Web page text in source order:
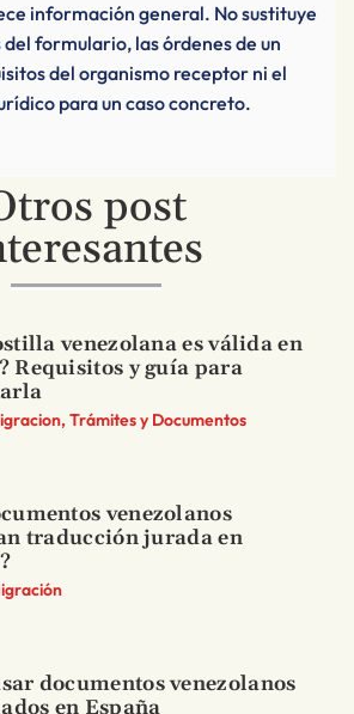
información general. No sustituye
formulario, las órdenes de un
del organismo receptor ni el
para un caso concreto.
post
venezolana es válida en
Requisitos y guía para
Trámites y Documentos
venezolanos
traducción jurada en
documentos venezolanos
en España